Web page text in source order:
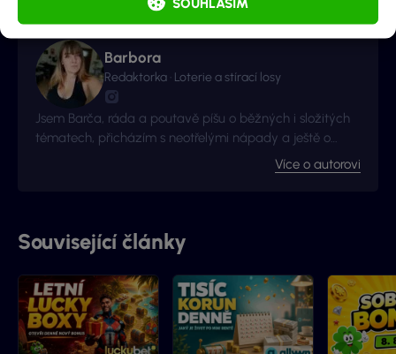
Barbora
Redaktorka · Loterie a stírací losy
Jsem Barča, ráda a poutavě píšu o běžných i složitých
tématech, přicházím s neotřelými nápady a ještě o
kousek radši se zlepšuji a získávám nové zkušenosti. I to
je důvod proč jsme s Vyhraj.cz navázali kontakt -
Více o autorovi
Související články